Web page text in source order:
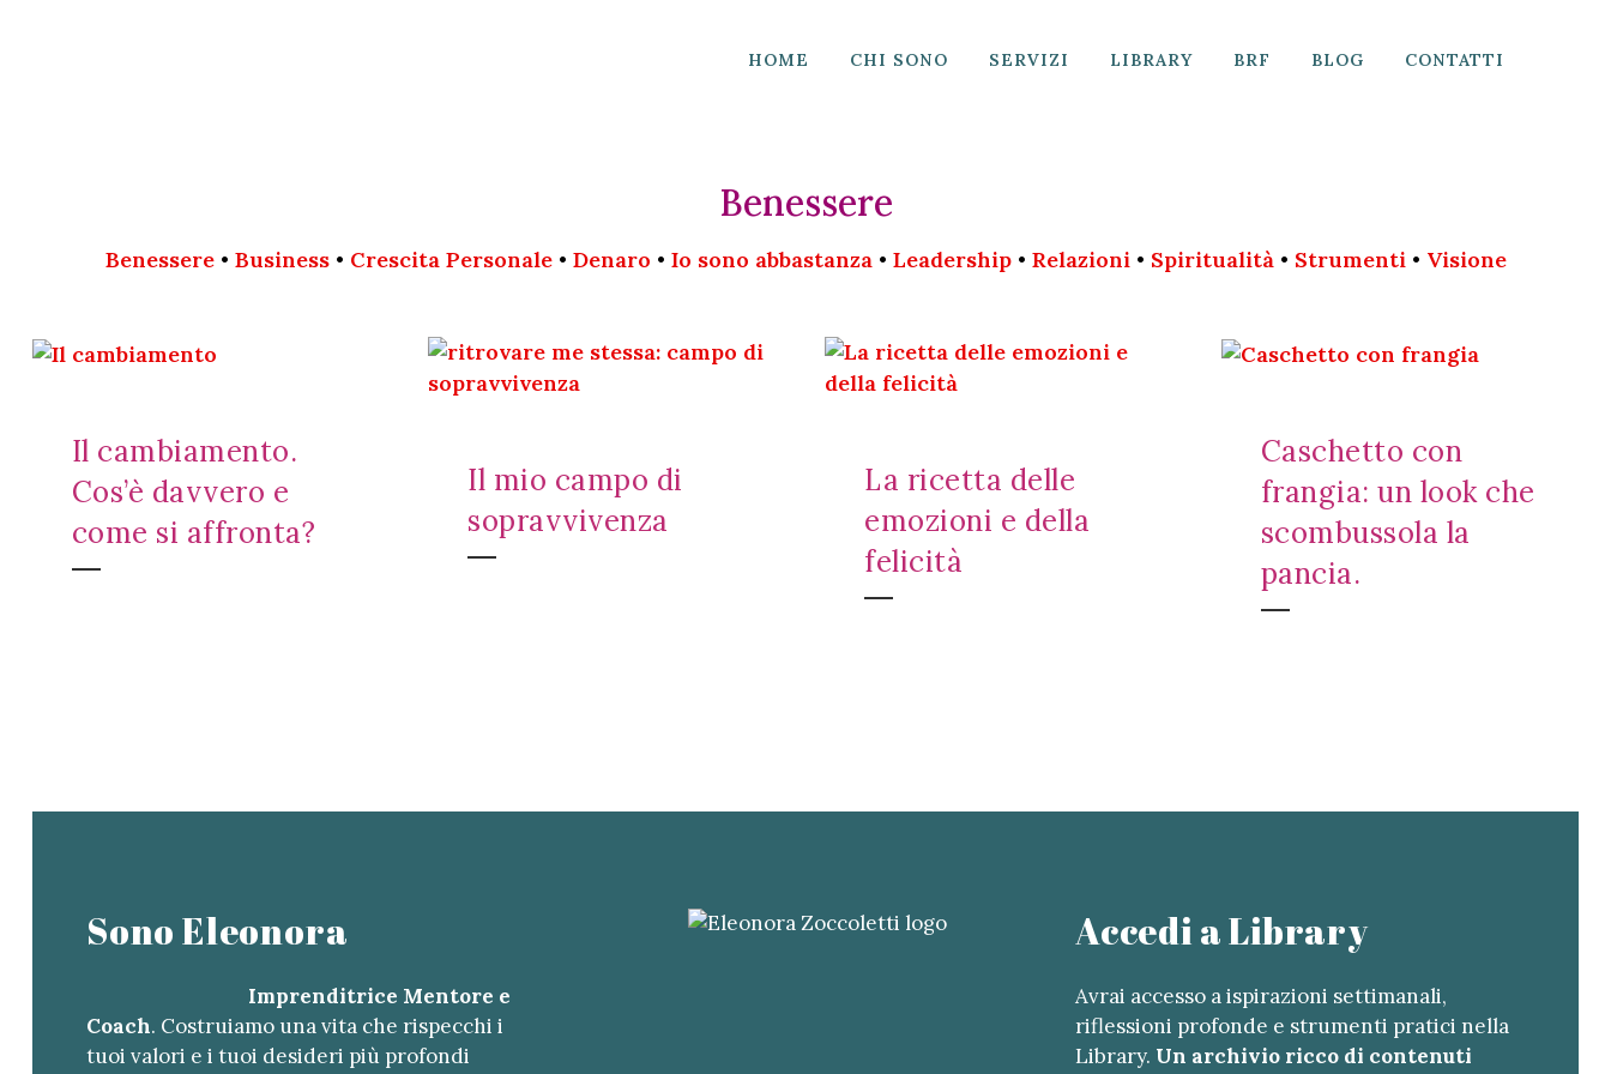
HOME CHI SONO SERVIZI LIBRARY BRF BLOG CONTATTI
Benessere
Benessere• Business• Crescita Personale• Denaro • Io sono abbastanza• Leadership• Relazioni• Spiritualità• Strumenti• Visione
Il cambiamento.
Cos’è davvero e
come si affronta?
Il mio campo di
sopravvivenza
La ricetta delle
emozioni e della
felicità
Caschetto con
frangia: un look che
scombussola la
pancia.
Sono Eleonora
Imprenditrice Mentore e
Coach. Costruiamo una vita che rispecchi i
tuoi valori e i tuoi desideri più profondi
Accedi a Library
Avrai accesso a ispirazioni settimanali,
riflessioni profonde e strumenti pratici nella
Library. Un archivio ricco di contenuti